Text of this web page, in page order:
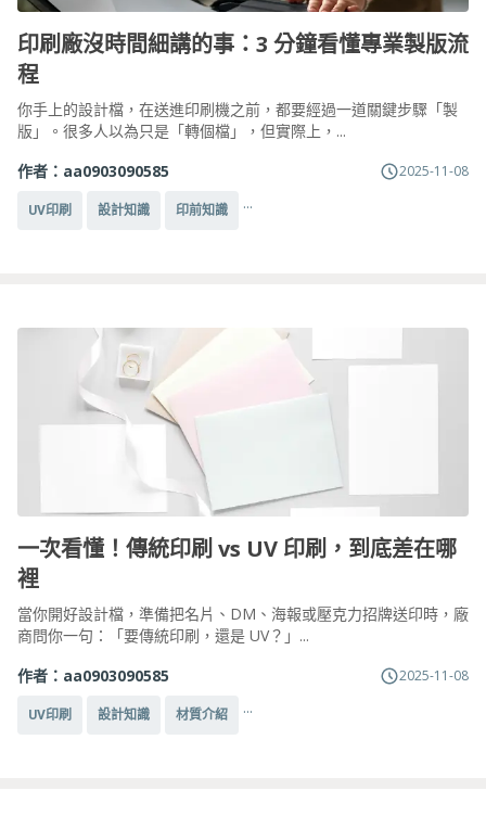
印刷廠沒時間細講的事：3 分鐘看懂專業製版流
程
你手上的設計檔，在送進印刷機之前，都要經過一道關鍵步驟「製
版」。很多人以為只是「轉個檔」，但實際上，...
作者： aa0903090585 2025-11-08
UV印刷 設計知識 印前知識 ...
一次看懂！傳統印刷 vs UV 印刷，到底差在哪
裡
當你開好設計檔，準備把名片、DM、海報或壓克力招牌送印時，廠
商問你一句：「要傳統印刷，還是 UV？」...
作者： aa0903090585 2025-11-08
UV印刷 設計知識 材質介紹 ...